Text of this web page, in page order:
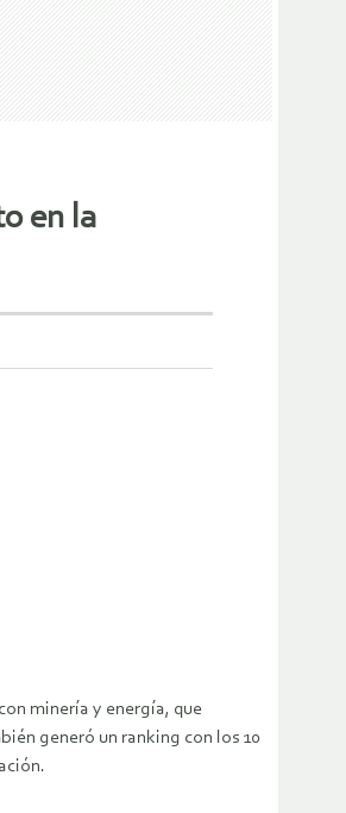
en la
minería y energía, que
generó un ranking con los 10